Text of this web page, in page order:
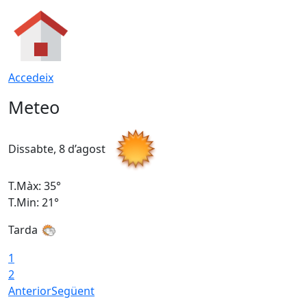
Accedeix
Meteo
Dissabte, 8 d’agost
T.Màx: 35°
T.Min: 21°
Tarda
1
2
AnteriorSegüent